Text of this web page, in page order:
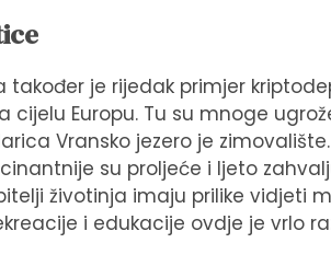
također je rijedak primjer
Europu. Tu su mnoge
Vransko jezero je
su proljeće i ljeto
životinja imaju prilike vidjeti
i edukacije ovdje je vrlo